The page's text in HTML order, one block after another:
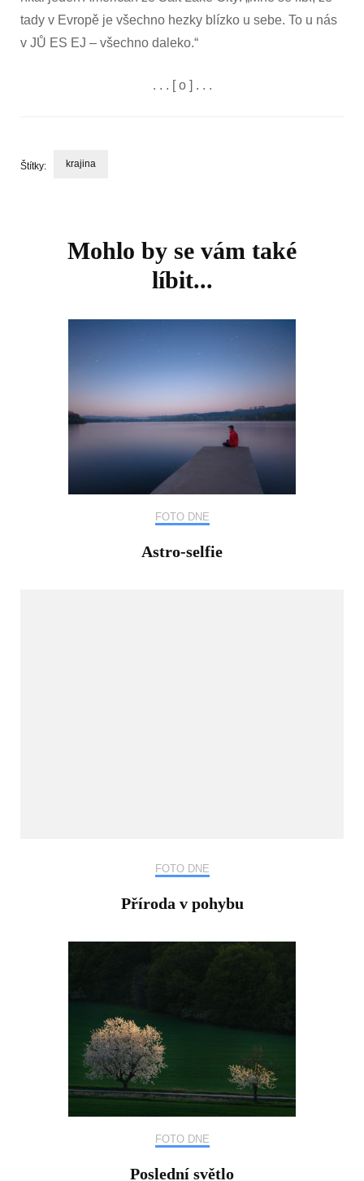
tady v Evropě je všechno hezky blízko u sebe. To u nás
v JŮ ES EJ – všechno daleko.“
. . . [ o ] . . .
Štítky: krajina
Mohlo by se vám také
líbit...
FOTO DNE
Astro-selfie
FOTO DNE
Příroda v pohybu
FOTO DNE
Poslední světlo